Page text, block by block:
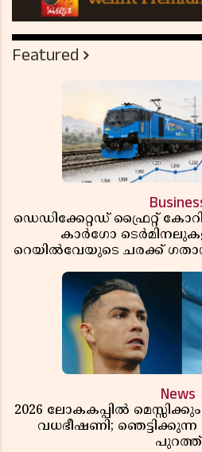
Featured
ഡെഡിക്കേറ്റഡ് ഫ്രൈറ്റ്
കാർഗോ
റെയിൽവേയുടെ ചരക്ക്
News
2026 ലോകകപ്പിൽ
വധഭീഷണി;
പുറത്ത്